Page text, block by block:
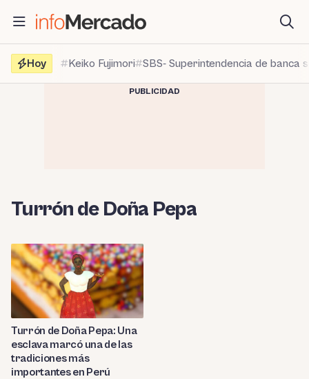
contenido
Hoy
Keiko Fujimori SBS- Superintendencia de banca
PUBLICIDAD
Turrón de Doña Pepa
Turrón de Doña Pepa: Una
esclava marcó una de las
tradiciones más
importantes en Perú